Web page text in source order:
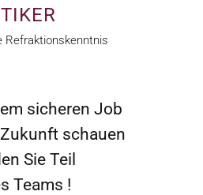
sicheren Job
schauen
Sie Teil
Teams !